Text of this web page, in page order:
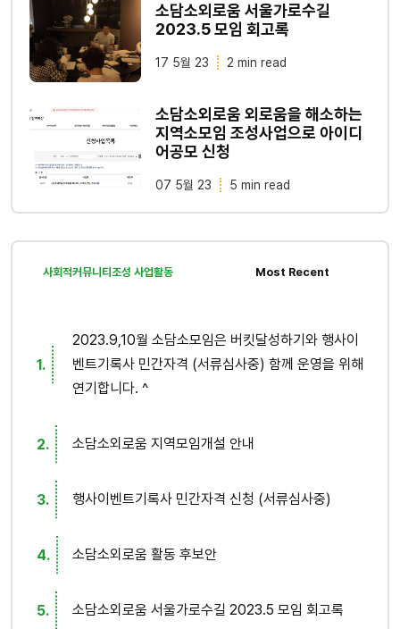
소담소외로움 서울가로수길
2023.5 모임 회고록
17 5월 23 2 min read
소담소외로움 외로움을 해소하는
지역소모임 조성사업으로 아이디
어공모 신청
07 5월 23 5 min read
사회적커뮤니티조성 사업활동 Most Recent
2023.9,10월 소담소모임은 버킷달성하기와 행사이
벤트기록사 민간자격 (서류심사중) 함께 운영을 위해
연기합니다. ^
소담소외로움 지역모임개설 안내
행사이벤트기록사 민간자격 신청 (서류심사중)
소담소외로움 활동 후보안
소담소외로움 서울가로수길 2023.5 모임 회고록